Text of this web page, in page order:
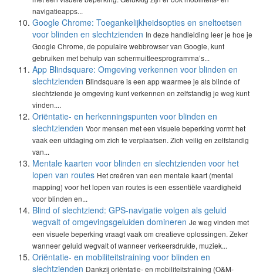
navigatieapps...
Google Chrome: Toegankelijkheidsopties en sneltoetsen
voor blinden en slechtzienden In deze handleiding leer je hoe je
Google Chrome, de populaire webbrowser van Google, kunt
gebruiken met behulp van schermuitleesprogramma’s...
App Blindsquare: Omgeving verkennen voor blinden en
slechtzienden Blindsquare is een app waarmee je als blinde of
slechtziende je omgeving kunt verkennen en zelfstandig je weg kunt
vinden....
Oriëntatie- en herkenningspunten voor blinden en
slechtzienden Voor mensen met een visuele beperking vormt het
vaak een uitdaging om zich te verplaatsen. Zich veilig en zelfstandig
van...
Mentale kaarten voor blinden en slechtzienden voor het
lopen van routes Het creëren van een mentale kaart (mental
mapping) voor het lopen van routes is een essentiële vaardigheid
voor blinden en...
Blind of slechtziend: GPS-navigatie volgen als geluid
wegvalt of omgevingsgeluiden domineren Je weg vinden met
een visuele beperking vraagt vaak om creatieve oplossingen. Zeker
wanneer geluid wegvalt of wanneer verkeersdrukte, muziek...
Oriëntatie- en mobiliteitstraining voor blinden en
slechtzienden Dankzij oriëntatie- en mobiliteitstraining (O&M-